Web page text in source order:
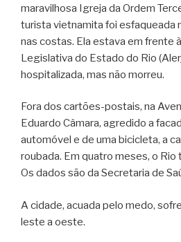
maravilhosa Igreja da Ordem
turista vietnamita foi esfaqueada
nas costas. Ela estava em frente
Legislativa do Estado do Rio
hospitalizada, mas não morreu.
Fora dos cartões-postais, na
Eduardo Câmara, agredido a
automóvel e de uma bicicleta, a
roubada. Em quatro meses, o
Os dados são da Secretaria de
A cidade, acuada pelo medo,
leste a oeste.